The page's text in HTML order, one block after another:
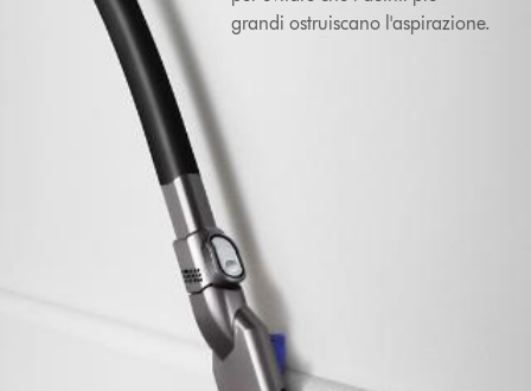
grandi ostruiscano l'aspirazione.